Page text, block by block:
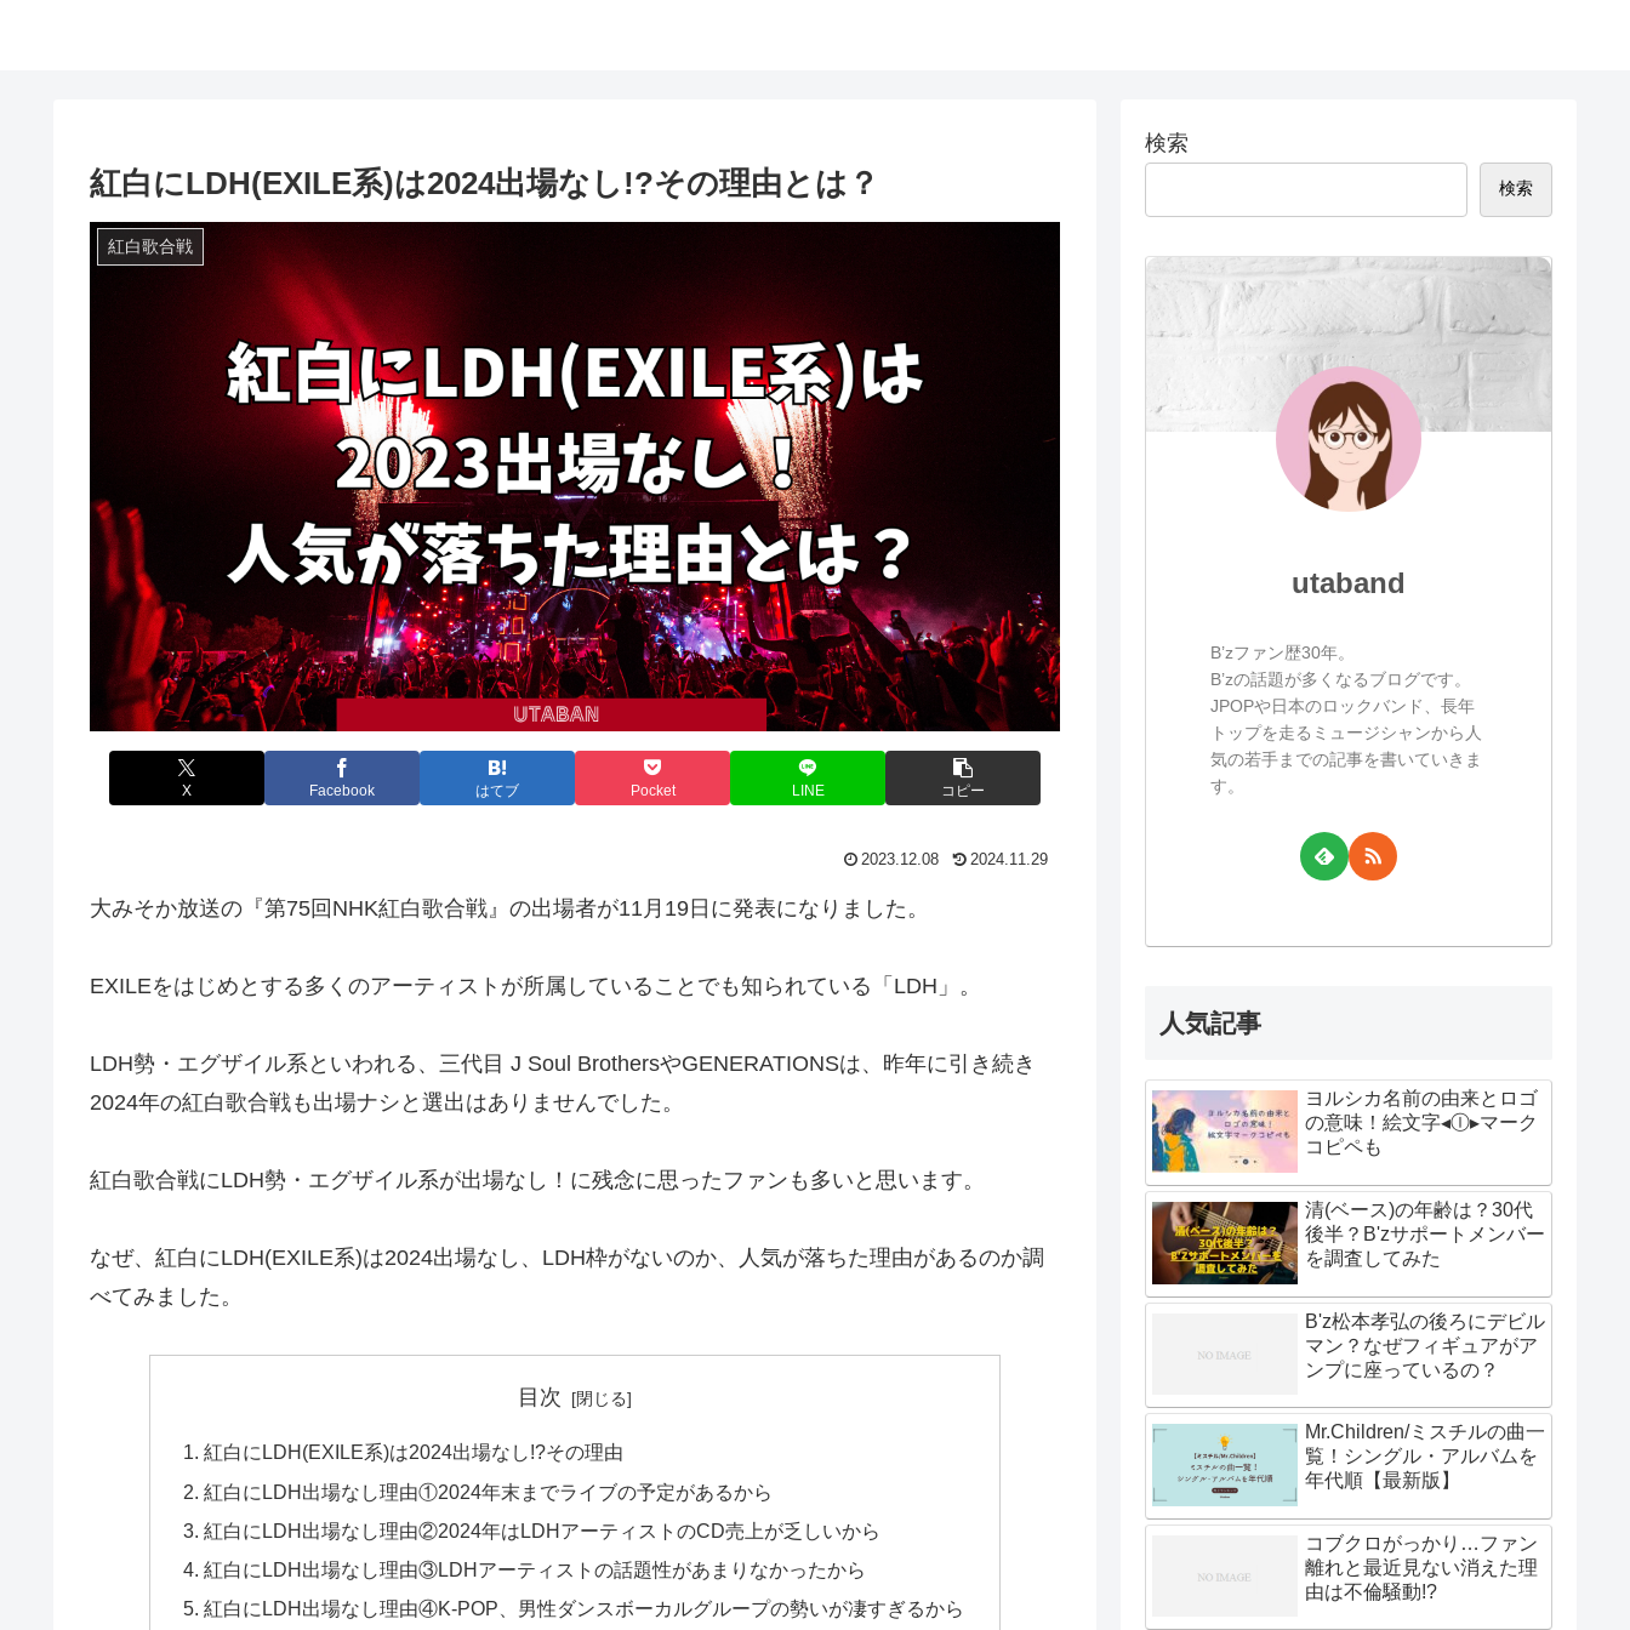
紅白にLDH(EXILE系)は2024出場なし!?その理由とは？
紅白歌合戦
X Facebook はてブ Pocket LINE コピー
2023.12.08 2024.11.29
大みそか放送の『第75回NHK紅白歌合戦』の出場者が11月19日に発表になりました。
EXILEをはじめとする多くのアーティストが所属していることでも知られている「LDH」。
LDH勢・エグザイル系といわれる、三代目 J Soul BrothersやGENERATIONSは、昨年に引き続き
2024年の紅白歌合戦も出場ナシと選出はありませんでした。
紅白歌合戦にLDH勢・エグザイル系が出場なし！に残念に思ったファンも多いと思います。
なぜ、紅白にLDH(EXILE系)は2024出場なし、LDH枠がないのか、人気が落ちた理由があるのか調
べてみました。
目次
紅白にLDH(EXILE系)は2024出場なし!?その理由
紅白にLDH出場なし理由①2024年末までライブの予定があるから
紅白にLDH出場なし理由②2024年はLDHアーティストのCD売上が乏しいから
紅白にLDH出場なし理由③LDHアーティストの話題性があまりなかったから
紅白にLDH出場なし理由④K-POP、男性ダンスボーカルグループの勢いが凄すぎるから
検索
検索
utaband
B’zファン歴30年。
B’zの話題が多くなるブログです。
JPOPや日本のロックバンド、長年
トップを走るミュージシャンから人
気の若手までの記事を書いていきま
す。
人気記事
ヨルシカ名前の由来とロゴ
の意味！絵文字◂Ⓘ▸マーク
コピペも
清(ベース)の年齢は？30代
後半？B'zサポートメンバー
を調査してみた
B'z松本孝弘の後ろにデビル
マン？なぜフィギュアがア
ンプに座っているの？
Mr.Children/ミスチルの曲一
覧！シングル・アルバムを
年代順【最新版】
コブクロがっかり…ファン
離れと最近見ない消えた理
由は不倫騒動!?